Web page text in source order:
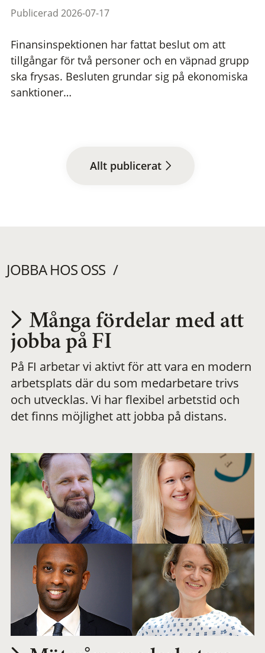
Publicerad 2026-07-17
Finansinspektionen har fattat beslut om att
tillgångar för två personer och en väpnad grupp
ska frysas. Besluten grundar sig på ekonomiska
sanktioner…
Allt publicerat
JOBBA HOS OSS
Utvecklas på en
meningsfull och
flexibel
Många fördelar med att
jobba på FI
På FI arbetar vi aktivt för att vara en modern
arbetsplats där du som medarbetare trivs
och utvecklas. Vi har flexibel arbetstid och
det finns möjlighet att jobba på distans.